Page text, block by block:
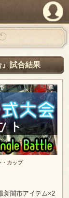
試合結果
・カップ
新闇市アイテム×2